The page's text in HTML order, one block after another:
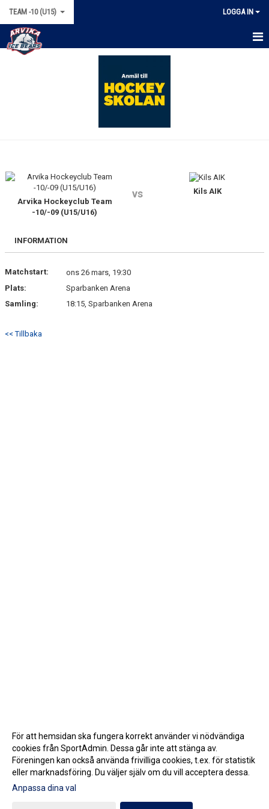
TEAM -10 (U15) LOGGA IN
BILDGALLERI
DOKUMENT
KONTAKT
BÖRJA SPELA HOCKEY!
Arvika Hockeyclub Team
-10/-09 (U15/U16)
vs Kils AIK
INFORMATION
Matchstart:
ons 26 mars, 19:30
Plats:
Sparbanken Arena
Samling:
18:15, Sparbanken Arena
<< Tillbaka
Gå till Webbversion
För att hemsidan ska fungera korrekt använder vi nödvändiga
cookies från SportAdmin. Dessa går inte att stänga av.
Föreningen kan också använda frivilliga cookies, t.ex. för statistik
eller marknadsföring. Du väljer själv om du vill acceptera dessa.
Anpassa dina val